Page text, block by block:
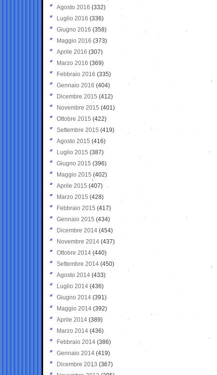
Agosto 2016 (332)
Luglio 2016 (336)
Giugno 2016 (358)
Maggio 2016 (373)
Aprile 2016 (307)
Marzo 2016 (369)
Febbraio 2016 (335)
Gennaio 2016 (404)
Dicembre 2015 (412)
Novembre 2015 (401)
Ottobre 2015 (422)
Settembre 2015 (419)
Agosto 2015 (416)
Luglio 2015 (387)
Giugno 2015 (396)
Maggio 2015 (402)
Aprile 2015 (407)
Marzo 2015 (428)
Febbraio 2015 (417)
Gennaio 2015 (434)
Dicembre 2014 (454)
Novembre 2014 (437)
Ottobre 2014 (440)
Settembre 2014 (450)
Agosto 2014 (433)
Luglio 2014 (436)
Giugno 2014 (391)
Maggio 2014 (392)
Aprile 2014 (389)
Marzo 2014 (436)
Febbraio 2014 (386)
Gennaio 2014 (419)
Dicembre 2013 (367)